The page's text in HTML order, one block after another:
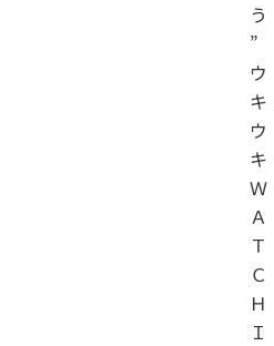
う
”
ウ
キ
ウ
キ
Ｗ
Ａ
Ｔ
Ｃ
Ｈ
Ｉ